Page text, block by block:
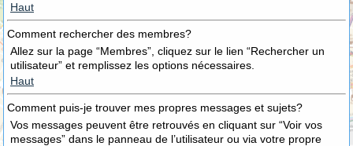
Haut
Comment rechercher des membres?
Allez sur la page “Membres”, cliquez sur le lien “Rechercher un
utilisateur” et remplissez les options nécessaires.
Haut
Comment puis-je trouver mes propres messages et sujets?
Vos messages peuvent être retrouvés en cliquant sur “Voir vos
messages” dans le panneau de l’utilisateur ou via votre propre